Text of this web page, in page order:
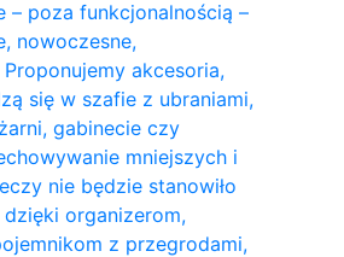
– poza funkcjonalnością –
nowoczesne,
akcesoria,
się w szafie z ubraniami,
gabinecie czy
mniejszych i
nie będzie stanowiło
organizerom,
z przegrodami,